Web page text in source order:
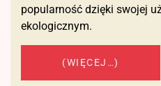
popularność dzięki swojej
ekologicznym.
(WIĘCEJ…)